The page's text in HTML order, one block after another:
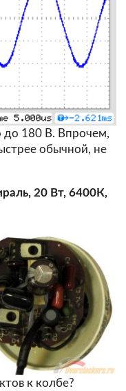
до 180 В. Впрочем,
обычной, не
20 Вт, 6400К,
к колбе?